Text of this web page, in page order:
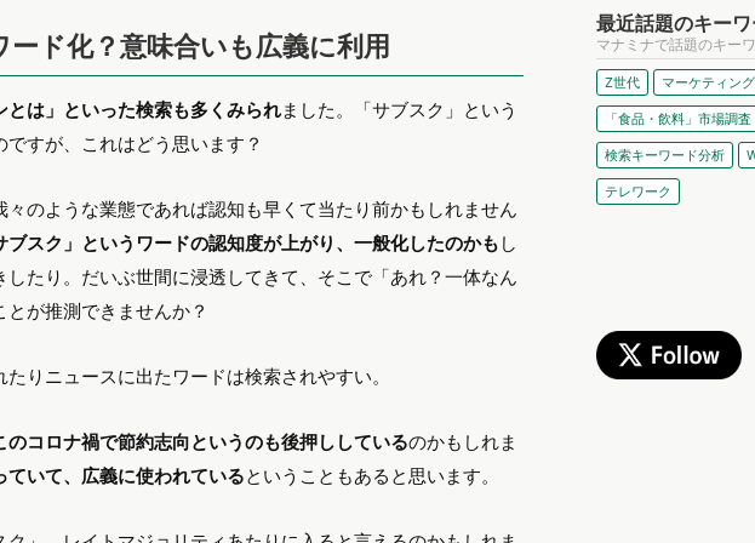
最近話題のキーワ
マナミナで話題のキー
Z世代 マーケティン
「食品・飲料」市場調査
検索キーワード分析
テレワーク